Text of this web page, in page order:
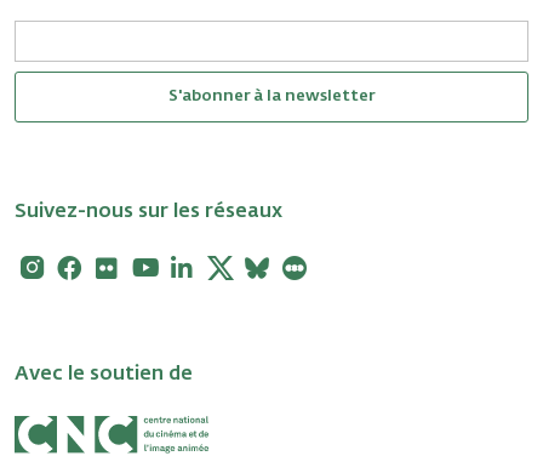
S'abonner à la newsletter
Suivez-nous sur les réseaux
Instagram
Facebook
FlickrYoutubeLinkedin
X Bluesky
Avec le soutien de